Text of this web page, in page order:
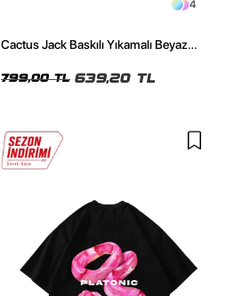
4
Cactus Jack Baskılı Yıkamalı Beyaz
799,00 TL 639,20 TL